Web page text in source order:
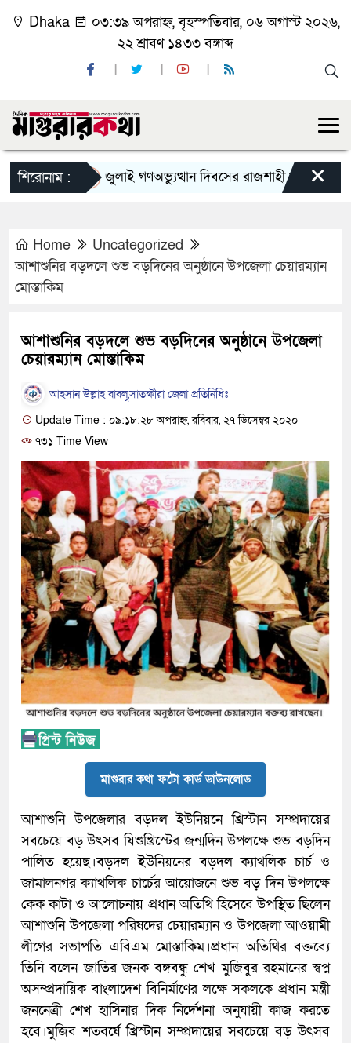
Dhaka
০৩:৩৯ অপরাহ্ন, বৃহস্পতিবার, ০৬ অগাস্ট ২০২৬,
২২ শ্রাবণ ১৪৩৩ বঙ্গাব্দ
শিরোনাম : জুলাই গণঅভ্যুত্থান দিবসের রাজশাহী মহানগর ×
Home
Uncategorized
আশাশুনির বড়দলে শুভ বড়দিনের অনুষ্ঠানে উপজেলা চেয়ারম্যান
মোস্তাকিম
আশাশুনির বড়দলে শুভ বড়দিনের অনুষ্ঠানে উপজেলা
চেয়ারম্যান মোস্তাকিম
আহসান উল্লাহ বাবলু,সাতক্ষীরা জেলা প্রতিনিধিঃ
Update Time : ০৯:১৮:২৮ অপরাহ্ন, রবিবার, ২৭ ডিসেম্বর ২০২০
৭৩১ Time View
মাগুরার কথা ফটো কার্ড ডাউনলোড
আশাশুনি উপজেলার বড়দল ইউনিয়নে খ্রিস্টান সম্প্রদায়ের
সবচেয়ে বড় উৎসব যিশুখ্রিস্টের জন্মদিন উপলক্ষে শুভ বড়দিন
পালিত হয়েছ।বড়দল ইউনিয়নের বড়দল ক্যাথলিক চার্চ ও
জামালনগর ক্যাথলিক চার্চের আয়োজনে শুভ বড় দিন উপলক্ষে
কেক কাটা ও আলোচনায় প্রধান অতিথি হিসেবে উপস্থিত ছিলেন
আশাশুনি উপজেলা পরিষদের চেয়ারম্যান ও উপজেলা আওয়ামী
লীগের সভাপতি এবিএম মোস্তাকিম।প্রধান অতিথির বক্তব্যে
তিনি বলেন জাতির জনক বঙ্গবন্ধু শেখ মুজিবুর রহমানের স্বপ্ন
অসম্প্রদায়িক বাংলাদেশ বিনির্মাণের লক্ষে সকলকে প্রধান মন্ত্রী
জননেত্রী শেখ হাসিনার দিক নির্দেশনা অনুযায়ী কাজ করতে
হবে।মুজিব শতবর্ষে খ্রিস্টান সম্প্রদায়ের সবচেয়ে বড় উৎসব